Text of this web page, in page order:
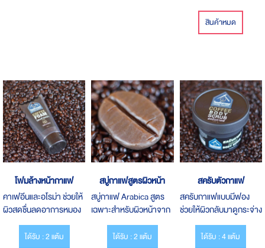
สินค้าหมด
โฟมล้างหน้ากาแฟ
คาเฟอีนและอโรม่า ช่วยให้
ผิวสดชื่นลดอาการหมอง
คล้ำบนใบหน้่า
ได้รับ : 2 แต้ม
สบู่กาแฟสูตรผิวหน้า
สบู่กาแฟ Arabica สูตร
เฉพาะสำหรับผิวหน้าจาก
กาแฟคั่วบดแท้ 100 %
ได้รับ : 2 แต้ม
สครับตัวกาแฟ
สครับกาแฟแบบมีฟอง
ช่วยให้ผิวกลับมาดูกระจ่าง
สดใส
ได้รับ : 4 แต้ม